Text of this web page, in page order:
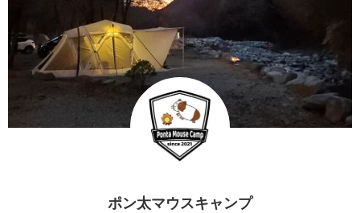
ポン太マウスキャンプ